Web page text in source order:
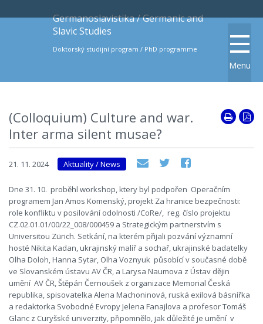
Germanoslavistika / Germanic and
Slavic Studies
Doktorský studijní program / PhD programme
(Colloquium) Culture and war.
Inter arma silent musae?
21. 11. 2024 Aktuality / News
Dne 31. 10. proběhl workshop, ktery byl podpořen Operačním
programem Jan Amos Komenský, projekt Za hranice bezpečnosti:
role konfliktu v posilování odolnosti /CoRe/, reg. číslo projektu
CZ.02.01.01/00/22_008/000459 a Strategickým partnerstvím s
Universitou Zürich. Setkání, na kterém přijali pozvání významní
hosté Nikita Kadan, ukrajinský malíř a sochař, ukrajinské badatelky
Olha Doloh, Hanna Sytar, Olha Voznyuk působící v současné době
ve Slovanském ústavu AV ČR, a Larysa Naumova z Ústav dějin
umění AV ČR, Štěpán Černoušek z organizace Memorial Česká
republika, spisovatelka Alena Machoninová, ruská exilová básnířka
a redaktorka Svobodné Evropy Jelena Fanajlova a profesor Tomáš
Glanc z Curyšské univerzity, připomnělo, jak důležité je umění v
Menu